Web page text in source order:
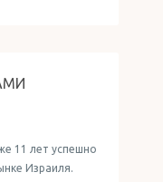
11 лет успешно
Израиля.